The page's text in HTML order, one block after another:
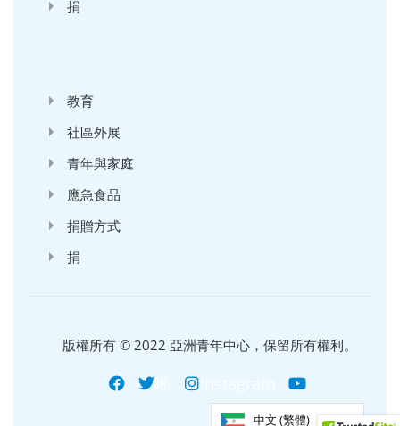
捐
教育
社區外展
青年與家庭
應急食品
捐贈方式
捐
版權所有 © 2022 亞洲青年中心，保留所有權利。
唽
中文 (繁體)